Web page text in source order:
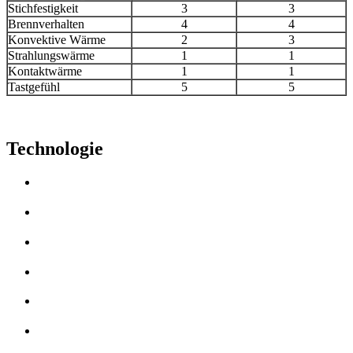
Stichfestigkeit
3
3
Brennverhalten
4
4
Konvektive Wärme
2
3
Strahlungswärme
1
1
Kontaktwärme
1
1
Tastgefühl
5 5
Technologie